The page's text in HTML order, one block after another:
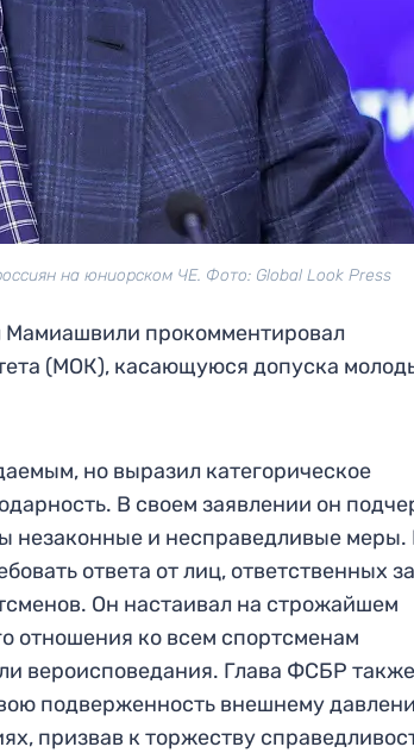
на юниорском ЧЕ. Фото: Global Look Press
прокомментировал
(МОК), касающуюся допуска
но выразил категорическое
В своем заявлении он
незаконные и несправедливые меры.
ответа от лиц, ответственных за
Он настаивал на строжайшем
отношения ко всем спортсменам
вероисповедания. Глава ФСБР также
подверженность внешнему
призвав к торжеству